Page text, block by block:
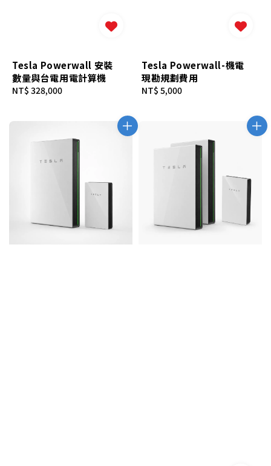
Tesla Powerwall 安裝
數量與台電用電計算機
Regular
NT$ 328,000
Tesla Powerwall-機電
現勘規劃費用
Regular
NT$ 5,000